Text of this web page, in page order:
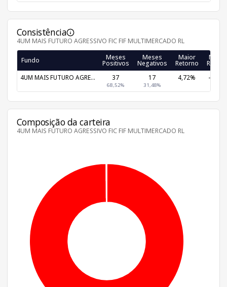
Consistência
4UM MAIS FUTURO AGRESSIVO FIC FIF MULTIMERCADO RL
Fundo Meses
Positivos
Meses
Negativos
Maior
Retorno
4UM MAIS FUTURO AGRE... 37
68,52%
17
31,48%
4,72% -
Composição da carteira
4UM MAIS FUTURO AGRESSIVO FIC FIF MULTIMERCADO RL